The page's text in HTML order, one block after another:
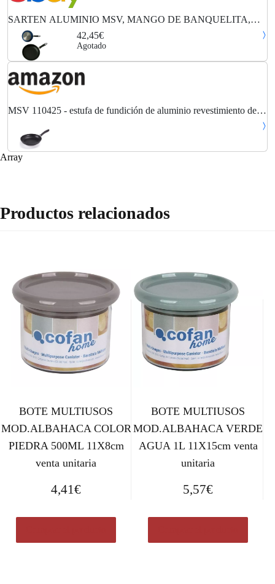
SARTEN ALUMINIO MSV, MANGO DE BANQUELITA,
MANGO Y TAPA PARA INDUCCION (COD. GR-6
42,45€
Agotado
MSV 110425 - estufa de fundición de aluminio revestimiento de
Array
Productos relacionados
BOTE MULTIUSOS
MOD.ALBAHACA COLOR
PIEDRA 500ML 11X8cm
venta unitaria
4,41€
BOTE MULTIUSOS
MOD.ALBAHACA VERDE
AGUA 1L 11X15cm venta
unitaria
5,57€